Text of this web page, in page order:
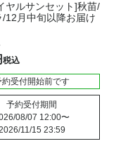
ヤルサンセット]秋苗/
/12月中旬以降お届け
税込
約受付開始前です
予約受付期間
08/07 12:00〜
11/15 23:59